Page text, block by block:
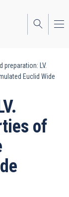
preparation: LV.
Euclid Wide
of